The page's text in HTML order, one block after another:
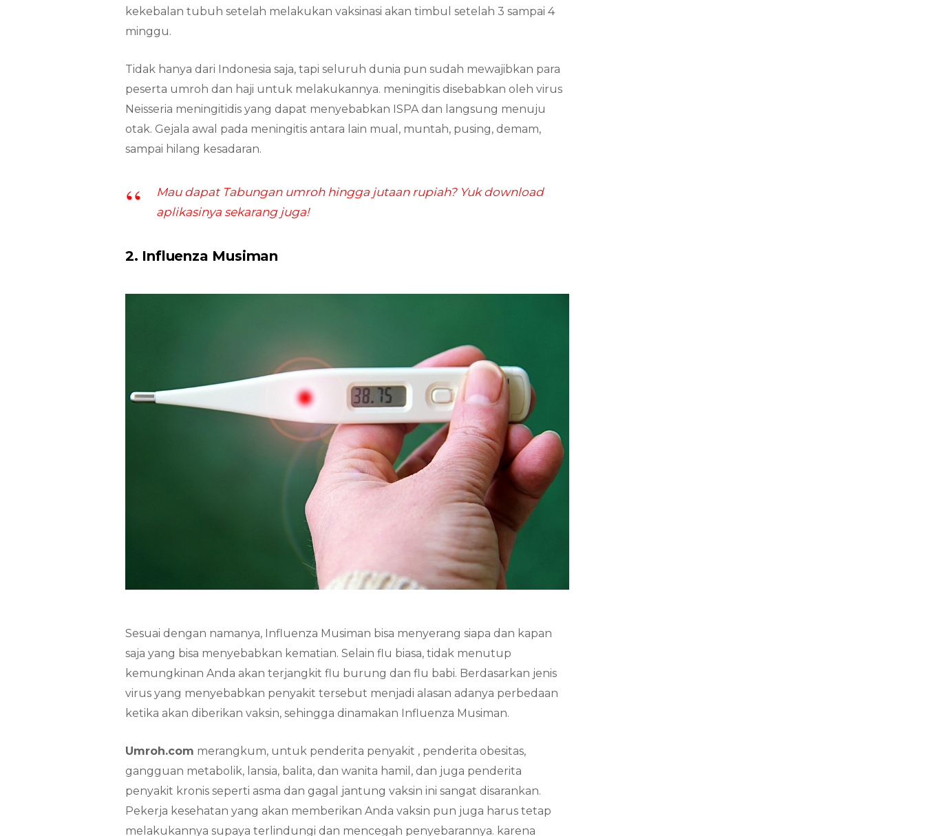
kekebalan tubuh setelah melakukan vaksinasi akan timbul setelah 3 sampai 4
minggu.
Tidak hanya dari Indonesia saja, tapi seluruh dunia pun sudah mewajibkan para
peserta umroh dan haji untuk melakukannya. meningitis disebabkan oleh virus
Neisseria meningitidis yang dapat menyebabkan ISPA dan langsung menuju
otak. Gejala awal pada meningitis antara lain mual, muntah, pusing, demam,
sampai hilang kesadaran.
Mau dapat Tabungan umroh hingga jutaan rupiah? Yuk download
aplikasinya sekarang juga!
2. Influenza Musiman
Sesuai dengan namanya, Influenza Musiman bisa menyerang siapa dan kapan
saja yang bisa menyebabkan kematian. Selain flu biasa, tidak menutup
kemungkinan Anda akan terjangkit flu burung dan flu babi. Berdasarkan jenis
virus yang menyebabkan penyakit tersebut menjadi alasan adanya perbedaan
ketika akan diberikan vaksin, sehingga dinamakan Influenza Musiman.
Umroh.com merangkum, untuk penderita penyakit , penderita obesitas,
gangguan metabolik, lansia, balita, dan wanita hamil, dan juga penderita
penyakit kronis seperti asma dan gagal jantung vaksin ini sangat disarankan.
Pekerja kesehatan yang akan memberikan Anda vaksin pun juga harus tetap
melakukannya supaya terlindungi dan mencegah penyebarannya. karena